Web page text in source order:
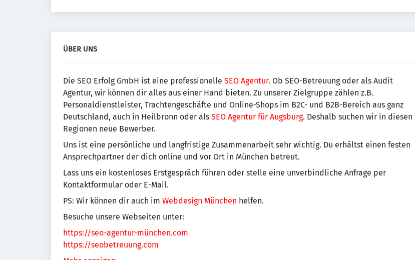
ÜBER UNS
Die SEO Erfolg GmbH ist eine professionelle SEO Agentur. Ob SEO-Betreuung oder als Audit
Agentur, wir können dir alles aus einer Hand bieten. Zu unserer Zielgruppe zählen z.B.
Personaldienstleister, Trachtengeschäfte und Online-Shops im B2C- und B2B-Bereich aus ganz
Deutschland, auch in Heilbronn oder als SEO Agentur für Augsburg. Deshalb suchen wir in diesen
Regionen neue Bewerber.
Uns ist eine persönliche und langfristige Zusammenarbeit sehr wichtig. Du erhältst einen festen
Ansprechpartner der dich online und vor Ort in München betreut.
Lass uns ein kostenloses Erstgespräch führen oder stelle eine unverbindliche Anfrage per
Kontaktformular oder E-Mail.
PS: Wir können dir auch im Webdesign München helfen.
Besuche unsere Webseiten unter:
https://seo-agentur-münchen.com
https://seobetreuung.com